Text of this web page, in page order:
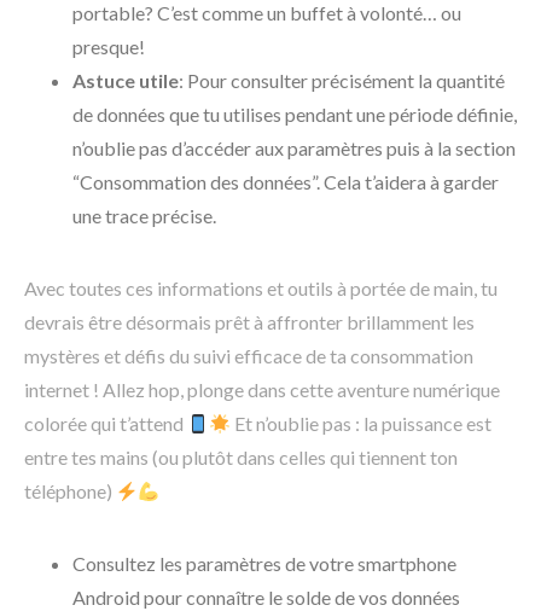
portable? C’est comme un buffet à volonté… ou
presque!
Astuce utile: Pour consulter précisément la quantité
de données que tu utilises pendant une période définie,
n’oublie pas d’accéder aux paramètres puis à la section
“Consommation des données”. Cela t’aidera à garder
une trace précise.
Avec toutes ces informations et outils à portée de main, tu
devrais être désormais prêt à affronter brillamment les
mystères et défis du suivi efficace de ta consommation
internet ! Allez hop, plonge dans cette aventure numérique
colorée qui t’attend
Et n’oublie pas : la puissance est
entre tes mains (ou plutôt dans celles qui tiennent ton
téléphone)
Consultez les paramètres de votre smartphone
Android pour connaître le solde de vos données